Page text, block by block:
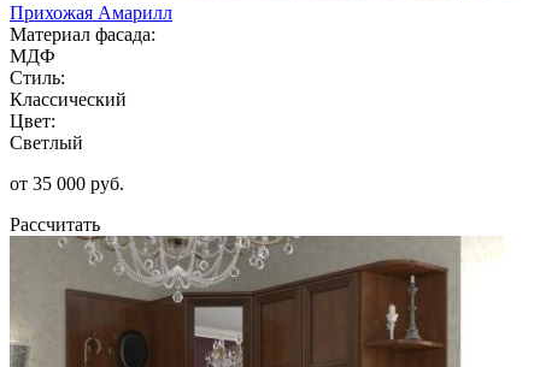
Прихожая Амарилл
Материал фасада:
МДФ
Стиль:
Классический
Цвет:
Светлый
от 35 000 руб.
Рассчитать